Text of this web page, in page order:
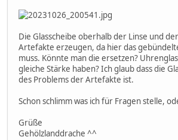
Die Glasscheibe oberhalb der Linse und
Artefakte erzeugen, da hier das
muss. Könnte man die ersetzen?
gleiche Stärke haben? Ich glaub dass die
des Problems der Artefakte ist.
Schon schlimm was ich für Fragen stelle,
Grüße
Gehölzlanddrache ^^